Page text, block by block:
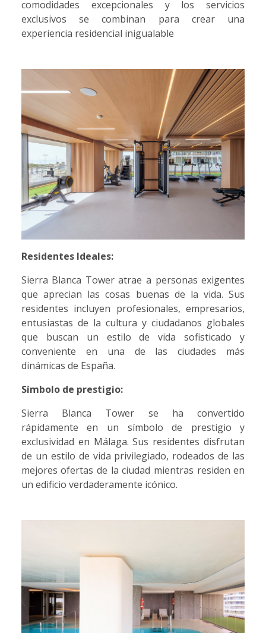
comodidades excepcionales y los servicios
exclusivos se combinan para crear una
experiencia residencial inigualable
Residentes Ideales:
Sierra Blanca Tower atrae a personas exigentes
que aprecian las cosas buenas de la vida. Sus
residentes incluyen profesionales, empresarios,
entusiastas de la cultura y ciudadanos globales
que buscan un estilo de vida sofisticado y
conveniente en una de las ciudades más
dinámicas de España.
Símbolo de prestigio:
Sierra Blanca Tower se ha convertido
rápidamente en un símbolo de prestigio y
exclusividad en Málaga. Sus residentes disfrutan
de un estilo de vida privilegiado, rodeados de las
mejores ofertas de la ciudad mientras residen en
un edificio verdaderamente icónico.